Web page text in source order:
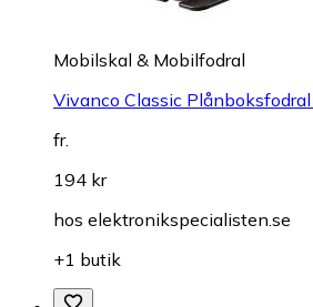
Mobilskal & Mobilfodral
Vivanco Classic
fr.
194 kr
hos elektronikspecialisten.se
+1 butik